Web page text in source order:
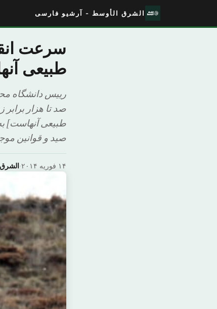
الشرق الأوسط - آرشیو فارسی
سرعت
طبیعی
رییس دانشگاه
صد تا هزار
طبیعی آنهاست]
صید و قوانین
· ۱۴ فوریه ۲۰۱۴